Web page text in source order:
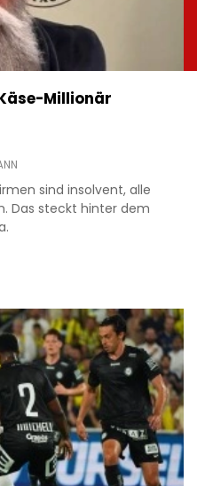
Millionär
sind insolvent, alle
Das steckt hinter dem